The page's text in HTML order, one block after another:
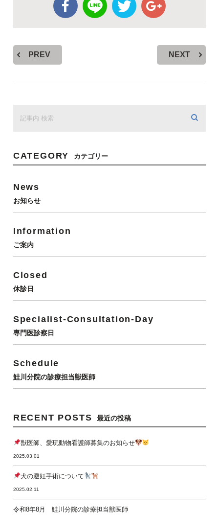
PREV NEXT
CATEGORY カテゴリー
News
お知らせ
Information
ご案内
Closed
休診日
Specialist-Consultation-Day
専門医診察日
Schedule
鮭川分院の診療担当獣医師
RECENT POSTS 最近の投稿
獣医師、愛玩動物看護師募集のお知らせ
2025.03.01
犬の避妊手術について
2025.02.11
令和8年8月 鮭川分院の診療担当獣医師